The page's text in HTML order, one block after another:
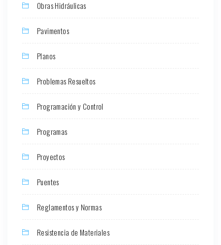
Obras Hidráulicas
Pavimentos
Planos
Problemas Resueltos
Programación y Control
Programas
Proyectos
Puentes
Reglamentos y Normas
Resistencia de Materiales